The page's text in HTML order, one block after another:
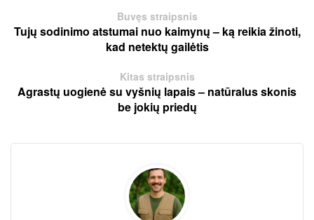
Buvęs straipsnis
Tujų sodinimo atstumai nuo kaimynų – ką reikia žinoti,
kad netektų gailėtis
Kitas straipsnis
Agrastų uogienė su vyšnių lapais – natūralus skonis
be jokių priedų